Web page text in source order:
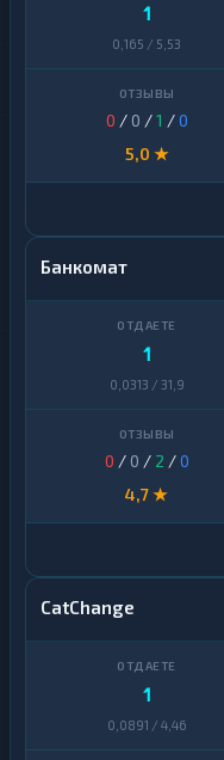
1
0,165 / 5,53
0 / 0 /1 /0
5,0 ★
Банкомат
1
0,0313 / 31,9
0 / 0 / 2 /0
4,7 ★
CatChange
1
0,0891 / 4,46